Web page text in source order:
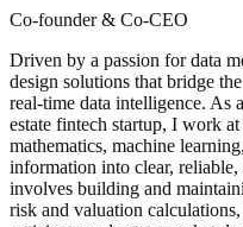
Co-founder & Co-CEO
Driven by a passion for data
design solutions that bridge
real-time data intelligence. As
estate fintech startup, I work
mathematics, machine
information into clear,
involves building and
risk and valuation